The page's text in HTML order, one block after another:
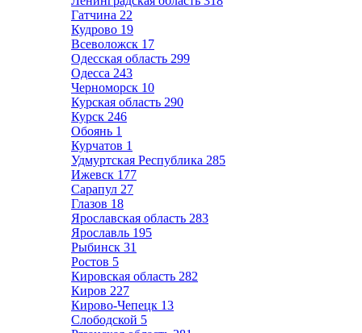
Гатчина 22
Кудрово 19
Всеволожск 17
Одесская область 299
Одесса 243
Черноморск 10
Курская область 290
Курск 246
Обоянь 1
Курчатов 1
Удмуртская Республика 285
Ижевск 177
Сарапул 27
Глазов 18
Ярославская область 283
Ярославль 195
Рыбинск 31
Ростов 5
Кировская область 282
Киров 227
Кирово-Чепецк 13
Слободской 5